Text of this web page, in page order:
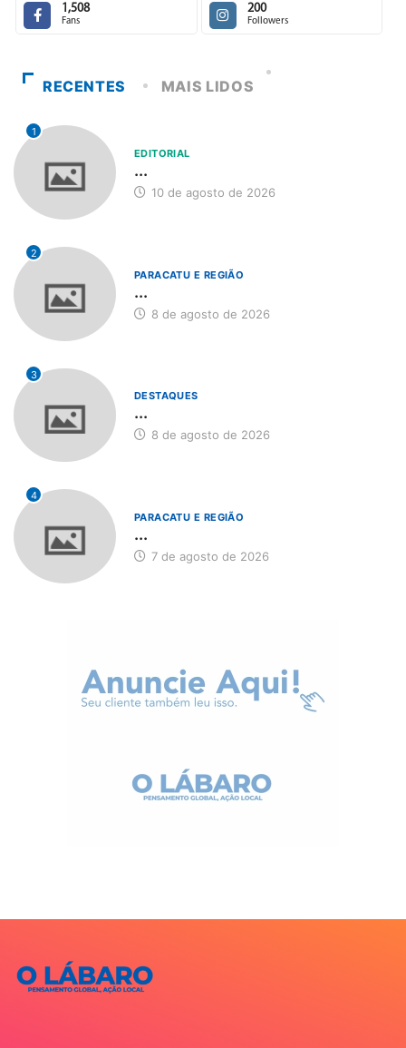
1,508
Fans
200
Followers
RECENTES MAIS LIDOS
1
EDITORIAL
...
10 de agosto de 2026
2
PARACATU E REGIÃO
...
8 de agosto de 2026
3
DESTAQUES
...
8 de agosto de 2026
4
PARACATU E REGIÃO
...
7 de agosto de 2026